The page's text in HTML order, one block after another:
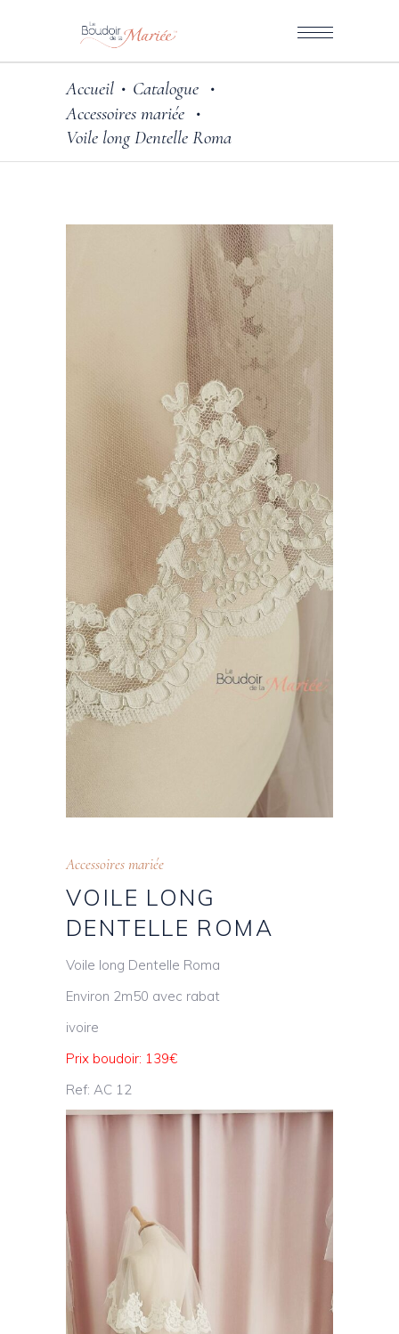
Accueil • Catalogue •
Accessoires mariée •
Voile long Dentelle Roma
Accessoires mariée
VOILE LONG
DENTELLE ROMA
Voile long Dentelle Roma
Environ 2m50 avec rabat
ivoire
Prix boudoir: 139€
Ref: AC 12